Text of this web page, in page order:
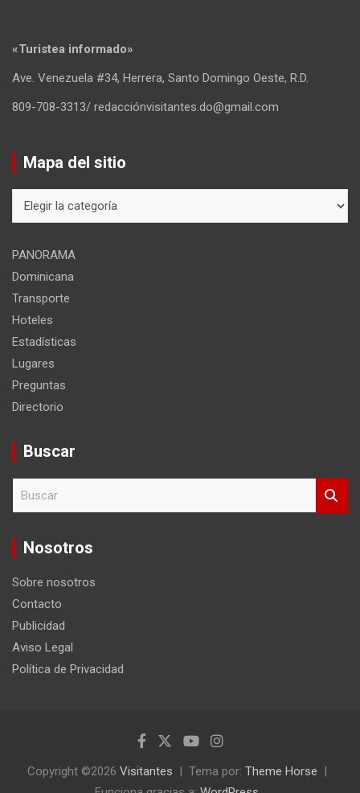
«Turistea informado»
Ave. Venezuela #34, Herrera, Santo Domingo Oeste, R.D.
809-708-3313/ redacciónvisitantes.do@gmail.com
Mapa del sitio
del
PANORAMA
Dominicana
Transporte
Hoteles
Estadísticas
Lugares
Preguntas
Directorio
Buscar
c
Nosotros
Sobre nosotros
Contacto
Publicidad
Aviso Legal
Política de Privacidad
Copyright ©2026 Visitantes Tema por: Theme Horse